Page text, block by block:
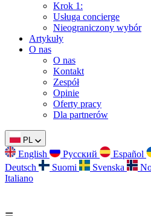
Krok 1:
Usługa concierge
Nieograniczony wybór
Artykuły
O nas
O nas
Kontakt
Zespół
Opinie
Oferty pracy
Dla partnerów
PL
English Русский Español
Deutsch
Suomi Svenska
Italiano